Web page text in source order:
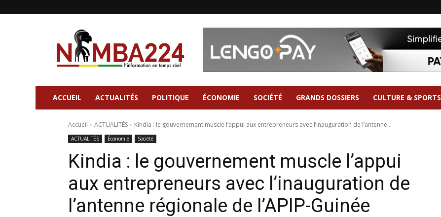
Nimba224
Site
d'information
ACCUEIL ACTUALITÉS POLITIQUE ÉCONOMIE SOCIÉTÉ GRANDS DOSSIERS CULTURE & SPORTS
Accueil ACTUALITÉS Kindia : le gouvernement muscle l’appui aux entrepreneurs avec l’inauguration de l’antenne...
ACTUALITÉS Économie Société
Kindia : le gouvernement muscle l’appui
aux entrepreneurs avec l’inauguration de
l’antenne régionale de l’APIP-Guinée